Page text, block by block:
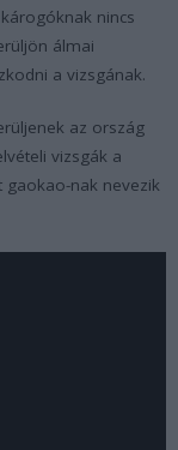
nincs
álmai
a vizsgának.
az ország
vizsgák a
gaokao-nak nevezik